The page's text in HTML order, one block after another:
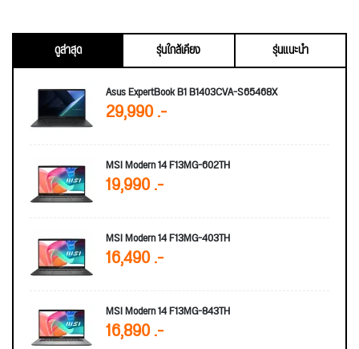
ดูล่าสุด รุ่นใกล้เคียง
รุ่นแนะนำ
Asus ExpertBook B1 B1403CVA-S65468X
29,990 .-
MSI Modern 14 F13MG-602TH
19,990 .-
MSI Modern 14 F13MG-403TH
16,490 .-
MSI Modern 14 F13MG-843TH
16,890 .-